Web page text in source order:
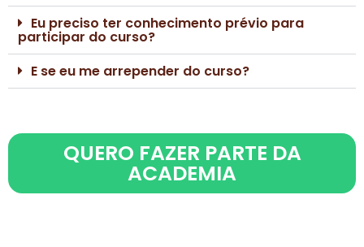
Eu preciso ter conhecimento prévio para
participar do curso?
E se eu me arrepender do curso?
QUERO FAZER PARTE DA
ACADEMIA